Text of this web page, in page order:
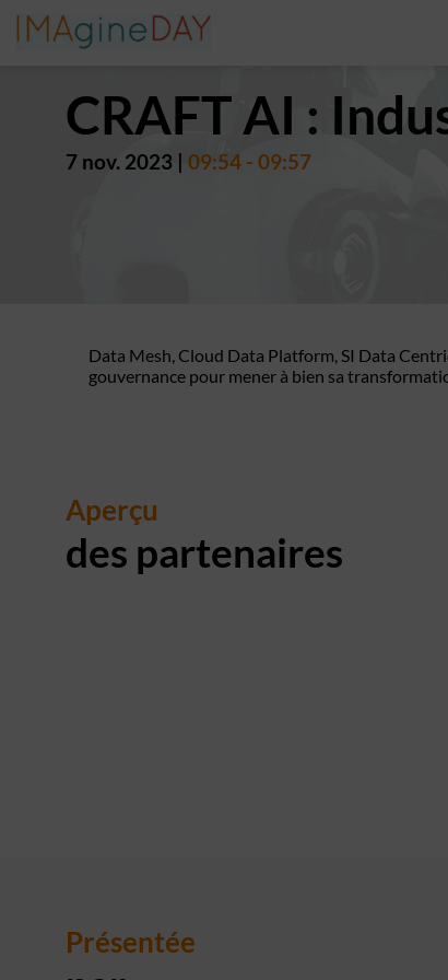
CRAFT AI :
7 nov. 2023 09:54 - 09:57
Data Mesh, Cloud Data Platform, SI Data
gouvernance pour mener à bien sa
Aperçu
des partenaires
Présentée